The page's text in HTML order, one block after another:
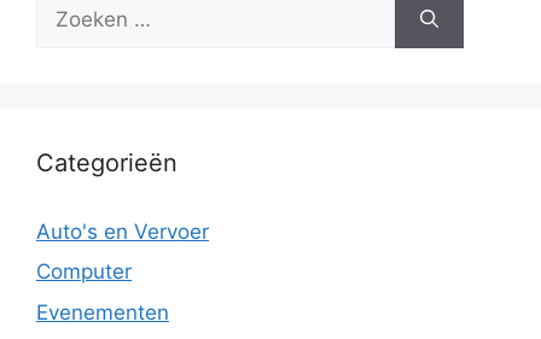
naar:
Categorieën
Auto's en Vervoer
Computer
Evenementen